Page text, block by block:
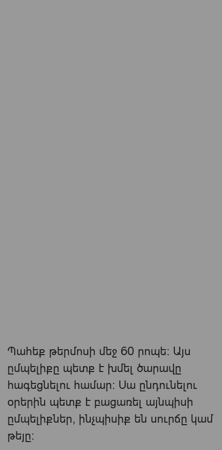
Պահեք թերմոսի մեջ 60 րոպե։ Այս
ըմպելիքը պետք է խմել ծարավը
հագեցնելու համար։ Սա ընդունելու
օրերին պետք է բացառել այնպիսի
ըմպելիքներ, ինչպիսիք են սուրճը կամ
թեյը։